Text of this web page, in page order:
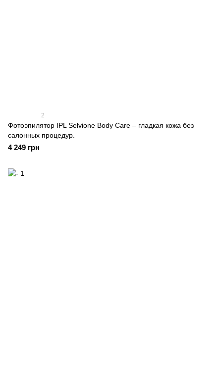
2
Фотоэпилятор IPL Selvione Body Care – гладкая кожа без
салонных процедур.
4 249 грн